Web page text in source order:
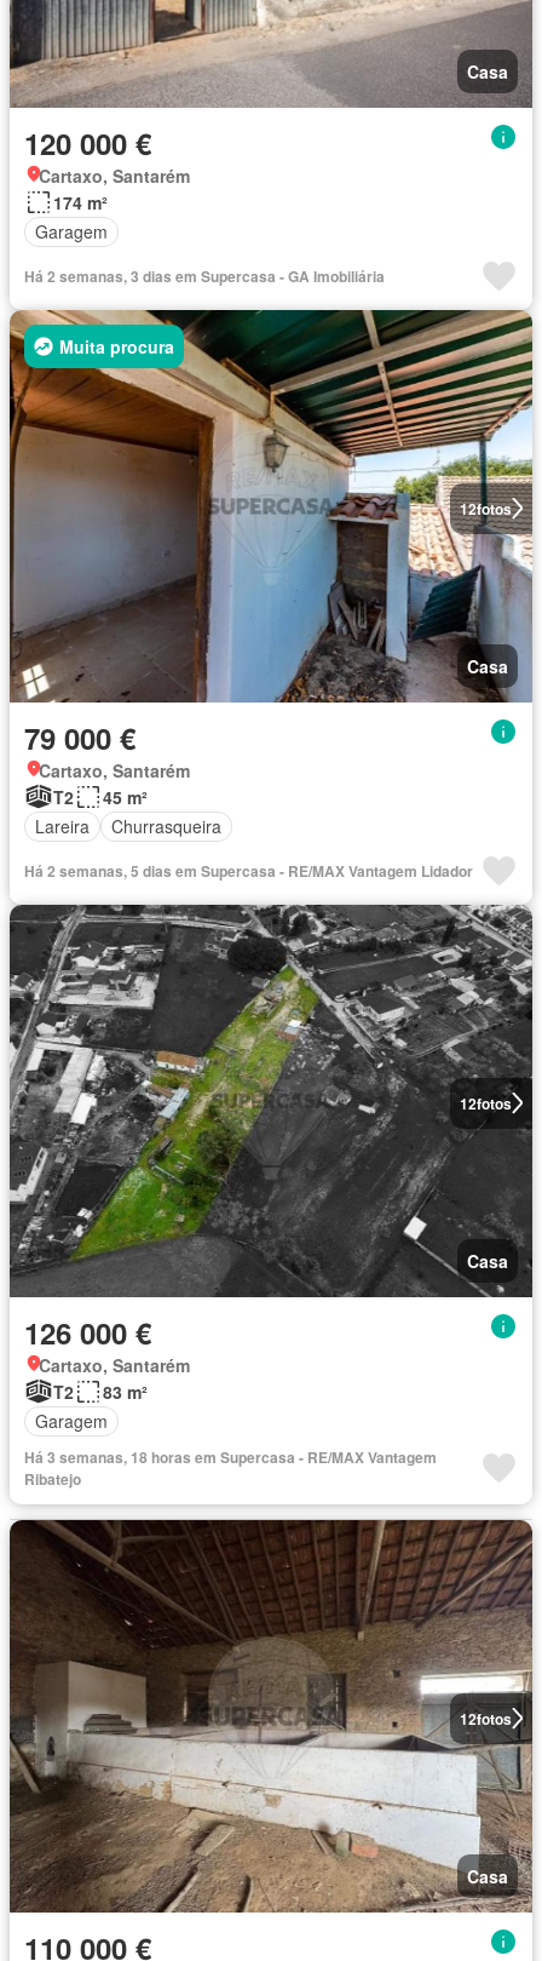
Casa
120 000 €
Cartaxo, Santarém
174 m²
Garagem
Há 2 semanas, 3 dias em Supercasa - GA Imobiliária
12fotos
Muita procura
Casa
79 000 €
Cartaxo, Santarém
T2
45 m²
Lareira
Churrasqueira
Há 2 semanas, 5 dias em Supercasa - RE/MAX Vantagem Lidador
12fotos
Casa
126 000 €
Cartaxo, Santarém
T2
83 m²
Garagem
Há 3 semanas, 18 horas em Supercasa - RE/MAX Vantagem
Ribatejo
12fotos
Casa
110 000 €